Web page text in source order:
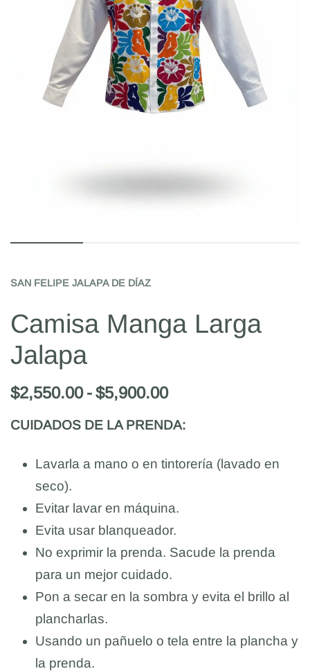
SAN FELIPE JALAPA DE DÍAZ
Camisa Manga Larga
Jalapa
$2,550.00 $5,900.00
CUIDADOS DE LA PRENDA:
Lavarla a mano o en tintorería (lavado en
seco).
Evitar lavar en máquina.
Evita usar blanqueador.
No exprimir la prenda. Sacude la prenda
para un mejor cuidado.
Pon a secar en la sombra y evita el brillo al
plancharlas.
Usando un pañuelo o tela entre la plancha y
la prenda.